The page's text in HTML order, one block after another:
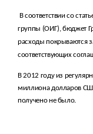
В соответствии со
группы (ОИГ), бюджет
расходы покрываются
соответствующих
В 2012 году из
миллиона долларов
получено не было.